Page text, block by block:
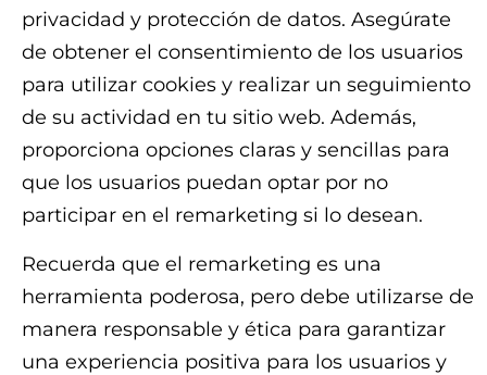
privacidad y protección de datos. Asegúrate
de obtener el consentimiento de los usuarios
para utilizar cookies y realizar un seguimiento
de su actividad en tu sitio web. Además,
proporciona opciones claras y sencillas para
que los usuarios puedan optar por no
participar en el remarketing si lo desean.
Recuerda que el remarketing es una
herramienta poderosa, pero debe utilizarse de
manera responsable y ética para garantizar
una experiencia positiva para los usuarios y